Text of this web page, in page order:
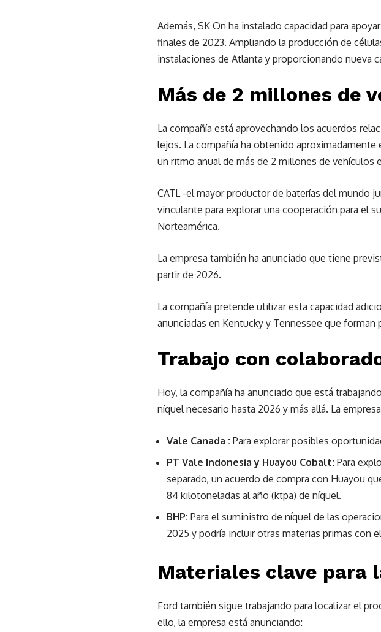
Además, SK On ha instalado capacidad para
finales de 2023. Ampliando la producción de
instalaciones de Atlanta y proporcionando nueva
Más de 2 millones de
La compañía está aprovechando los acuerdos
lejos. La compañía ha obtenido aproximadamente
un ritmo anual de más de 2 millones de vehículos
CATL -el mayor productor de baterías del mundo
vinculante para explorar una cooperación para el
Norteamérica.
La empresa también ha anunciado que tiene
partir de 2026.
La compañía pretende utilizar esta capacidad
anunciadas en Kentucky y Tennessee que
Trabajo con
Hoy, la compañía ha anunciado que está
níquel necesario hasta 2026 y más allá. La
Vale Canada : Para explorar posibles
PT Vale Indonesia y Huayou Cobalt: Para
separado, un acuerdo de compra con Huayou
84 kilotoneladas al año (ktpa) de níquel.
BHP: Para el suministro de níquel de las
2025 y podría incluir otras materias primas con
Materiales clave para
Ford también sigue trabajando para localizar el
ello, la empresa está anunciando: